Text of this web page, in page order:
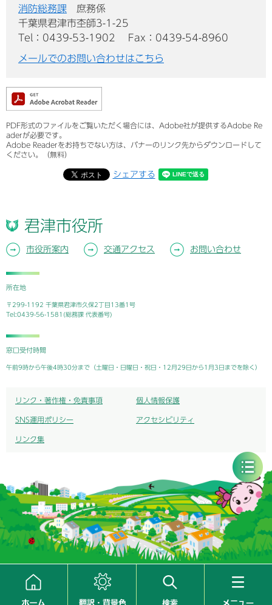
消防総務課
庶務係
千葉県君津市杢師3-1-25
Tel：0439-53-1902
Fax：0439-54-8960
メールでのお問い合わせはこちら
PDF形式のファイルをご覧いただく場合には、Adobe社が提供するAdobe Re
aderが必要です。
Adobe Readerをお持ちでない方は、バナーのリンク先からダウンロードして
ください。（無料）
シェアする
君津市役所
市役所案内 交通アクセス お問い合わせ
所在地
〒299-1192 千葉県君津市久保2丁目13番1号
Tel:0439-56-1581(総務課 代表番号)
窓口受付時間
午前9時から午後4時30分まで（土曜日・日曜日・祝日・12月29日から1月3日までを除く）
リンク・著作権・免責事項 個人情報保護
SNS運用ポリシー アクセシビリティ
リンク集